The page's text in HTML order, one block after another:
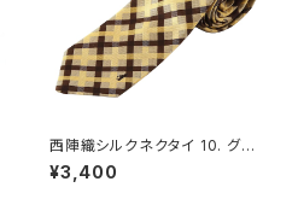
西陣織シルクネクタイ 10. グラ
ティチュード チェック柄 - FOR
TUNA Tokyo レンタル
¥3,400